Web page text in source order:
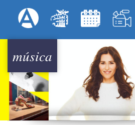
al
principal
Menú Superior
música